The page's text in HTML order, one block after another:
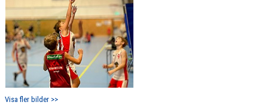
Visa fler bilder >>